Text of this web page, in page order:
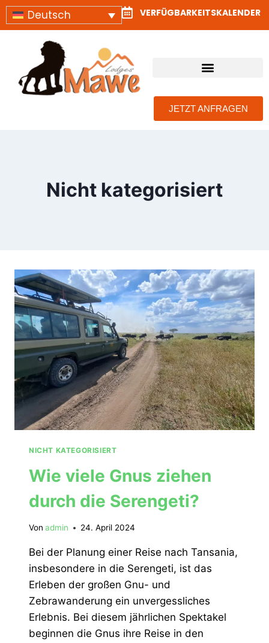
Deutsch VERFÜGBARKEITSKALENDER
JETZT ANFRAGEN
Nicht kategorisiert
NICHT KATEGORISIERT
Wie viele Gnus ziehen
durch die Serengeti?
Von admin 24. April 2024
Bei der Planung einer Reise nach Tansania,
insbesondere in die Serengeti, ist das
Erleben der großen Gnu- und
Zebrawanderung ein unvergessliches
Erlebnis. Bei diesem jährlichen Spektakel
beginnen die Gnus ihre Reise in den